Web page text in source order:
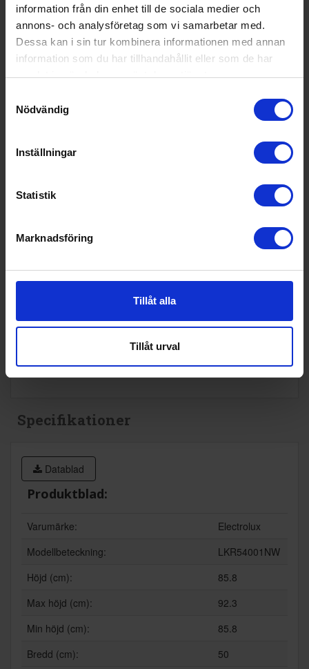
information från din enhet till de sociala medier och
annons- och analysföretag som vi samarbetar med.
Dessa kan i sin tur kombinera informationen med annan
information som du har tillhandahållit eller som de har
samlat in när du har använt deras tjänster.
Nödvändig
Inställningar
Statistik
Marknadsföring
Tillåt alla
Tillåt urval
och utan krångel.
Produktinformation
Köttermometer
249:-
KÖP
E9OHPS1
KÖP
Specifikationer
Datablad
Produktblad:
Varumärke:
Electrolux
Modellbeteckning:
LKR54001NW
Höjd (cm):
85.8
Max höjd (cm):
92.3
Min höjd (cm):
85.8
Bredd (cm):
50